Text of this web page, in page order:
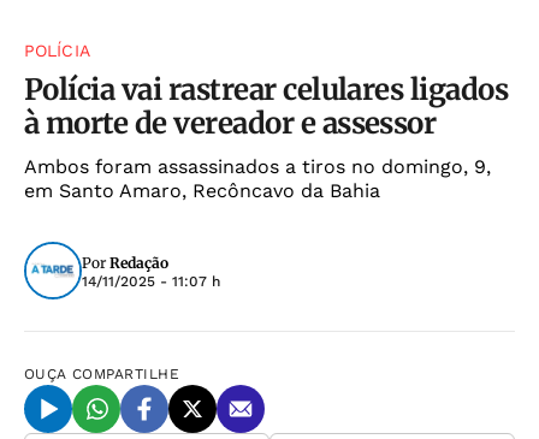
POLÍCIA
Polícia vai rastrear celulares ligados
à morte de vereador e assessor
Ambos foram assassinados a tiros no domingo, 9,
em Santo Amaro, Recôncavo da Bahia
Por Redação
14/11/2025 - 11:07 h
OUÇA COMPARTILHE